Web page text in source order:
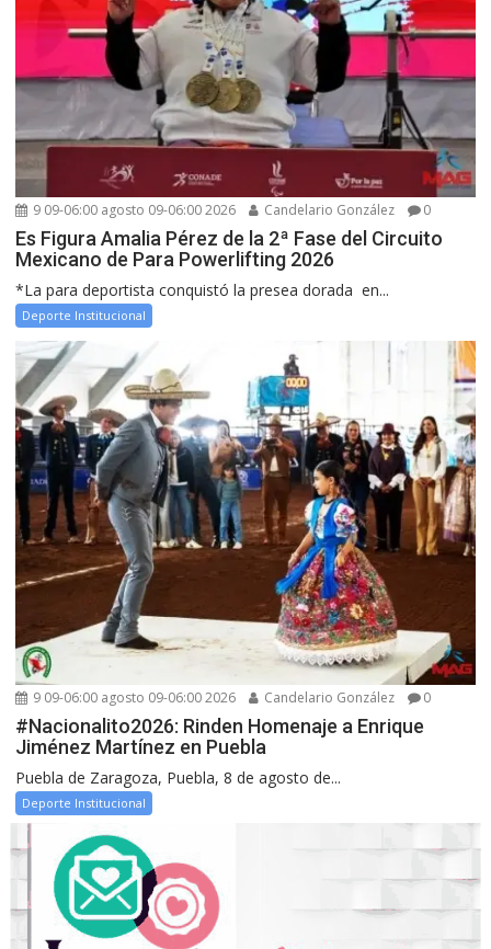
9 09-06:00 agosto 09-06:00 2026 Candelario González 0
Es Figura Amalia Pérez de la 2ª Fase del Circuito
Mexicano de Para Powerlifting 2026
*La para deportista conquistó la presea dorada en...
Deporte Institucional
9 09-06:00 agosto 09-06:00 2026 Candelario González 0
#Nacionalito2026: Rinden Homenaje a Enrique
Jiménez Martínez en Puebla
Puebla de Zaragoza, Puebla, 8 de agosto de...
Deporte Institucional